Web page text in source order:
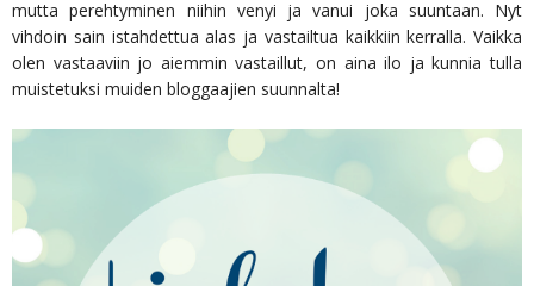
mutta perehtyminen niihin venyi ja vanui joka suuntaan. Nyt
vihdoin sain istahdettua alas ja vastailtua kaikkiin kerralla. Vaikka
olen vastaaviin jo aiemmin vastaillut, on aina ilo ja kunnia tulla
muistetuksi muiden bloggaajien suunnalta!